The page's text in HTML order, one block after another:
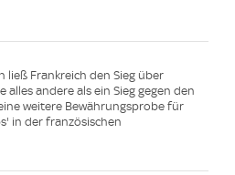
ließ Frankreich den Sieg über
alles andere als ein Sieg gegen den
weitere Bewährungsprobe für
in der französischen